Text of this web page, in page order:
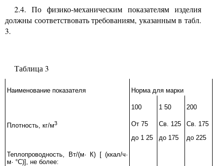
2.4. По физико-механическим показателям изделия
должны соответствовать требованиям, указанным в табл.
3.
Таблица 3
Наименование показателя Норма для марки
100 1 50 200
Плотность, кг/м3 От 75
до 1 25
Св. 125
до 175
Св. 175
до 225
Теплопроводность, Вт/(м· К) [(ккал/ч·
м· °С)], не более: